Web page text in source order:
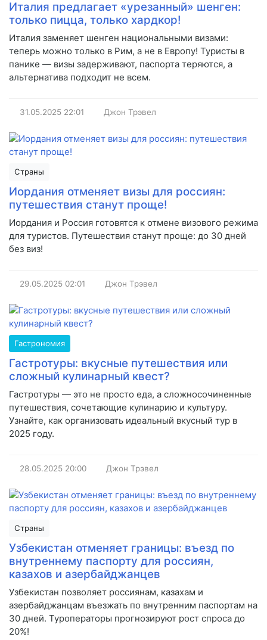
Италия предлагает «урезанный» шенген:
только пицца, только хардкор!
Италия заменяет шенген национальными визами:
теперь можно только в Рим, а не в Европу! Туристы в
панике — визы задерживают, паспорта теряются, а
альтернатива подходит не всем.
31.05.2025 22:01 Джон Трэвел
Страны
Иордания отменяет визы для россиян:
путешествия станут проще!
Иордания и Россия готовятся к отмене визового режима
для туристов. Путешествия станут проще: до 30 дней
без виз!
29.05.2025 02:01 Джон Трэвел
Гастрономия
Гастротуры: вкусные путешествия или
сложный кулинарный квест?
Гастротуры — это не просто еда, а сложносочиненные
путешествия, сочетающие кулинарию и культуру.
Узнайте, как организовать идеальный вкусный тур в
2025 году.
28.05.2025 20:00 Джон Трэвел
Страны
Узбекистан отменяет границы: въезд по
внутреннему паспорту для россиян,
казахов и азербайджанцев
Узбекистан позволяет россиянам, казахам и
азербайджанцам въезжать по внутренним паспортам на
30 дней. Туроператоры прогнозируют рост спроса до
20%!